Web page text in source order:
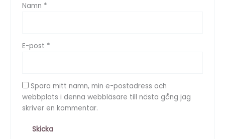
Namn *
E-post *
Spara mitt namn, min e-postadress och
webbplats i denna webbläsare till nästa gång jag
skriver en kommentar.